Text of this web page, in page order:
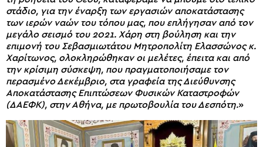
στάδιο, για την έναρξη των εργασιών αποκατάστασης
των ιερών ναών του τόπου μας, που επλήγησαν από τον
μεγάλο σεισμό του 2021. Χάρη στη βούληση και την
επιμονή του Σεβασμιωτάτου Μητροπολίτη Ελασσώνος κ.
Χαρίτωνος, ολοκληρώθηκαν οι μελέτες, έπειτα και από
την κρίσιμη σύσκεψη, που πραγματοποιήσαμε τον
περασμένο Δεκέμβριο, στα γραφεία της Διεύθυνσης
Αποκατάστασης Επιπτώσεων Φυσικών Καταστροφών
(ΔΑΕΦΚ), στην Αθήνα, με πρωτοβουλία του Δεσπότη.»